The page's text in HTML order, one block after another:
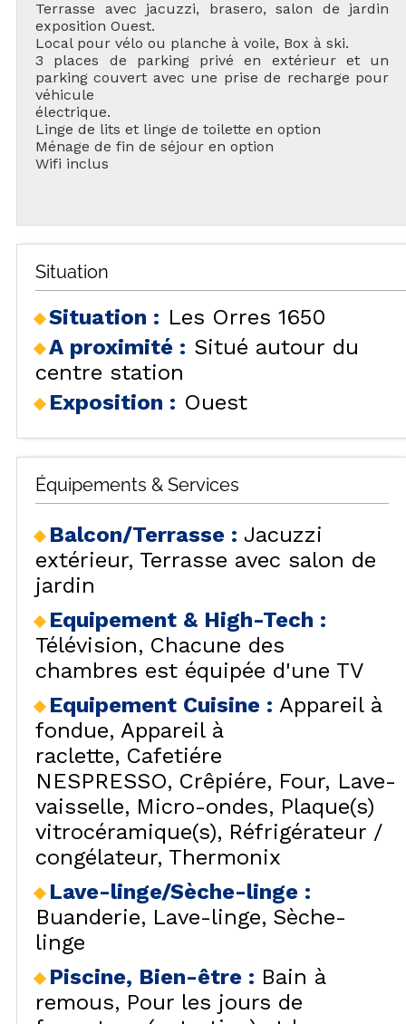
Terrasse avec jacuzzi, brasero, salon de jardin
exposition Ouest.
Local pour vélo ou planche à voile, Box à ski.
3 places de parking privé en extérieur et un
parking couvert avec une prise de recharge pour
véhicule
électrique.
Linge de lits et linge de toilette en option
Ménage de fin de séjour en option
Wifi inclus
Situation
Situation : Les Orres 1650
A proximité : Situé autour du
centre station
Exposition : Ouest
Équipements & Services
Balcon/Terrasse : Jacuzzi
extérieur Terrasse avec salon de
jardin
Equipement & High-Tech :
Télévision
Chacune des
chambres est équipée d'une TV
Equipement Cuisine : Appareil à
fondue Appareil à
raclette Cafetiére
NESPRESSO Crêpiére Four Lave-
vaisselle
Micro-ondes
Plaque(s)
vitrocéramique(s)
Réfrigérateur /
congélateur Thermonix
Lave-linge/Sèche-linge :
Buanderie
Lave-linge Sèche-
linge
Piscine, Bien-être : Bain à
remous
Pour les jours de